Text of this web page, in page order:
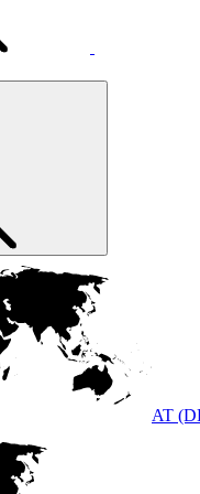
AT